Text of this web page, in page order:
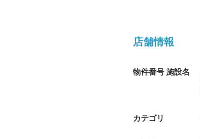
店舗情報
物件番号 施設名
カテゴリ